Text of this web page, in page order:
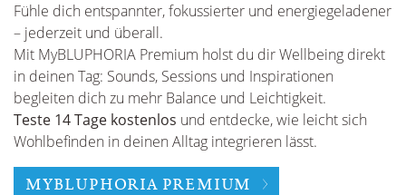
Fühle dich entspannter, fokussierter und energiegeladener
– jederzeit und überall.
Mit MyBLUPHORIA Premium holst du dir Wellbeing direkt
in deinen Tag: Sounds, Sessions und Inspirationen
begleiten dich zu mehr Balance und Leichtigkeit.
Teste 14 Tage kostenlos und entdecke, wie leicht sich
Wohlbefinden in deinen Alltag integrieren lässt.
MYBLUPHORIA PREMIUM